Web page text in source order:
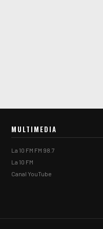
MULTIMEDIA
La 10 FM FM 98.7
La 10 FM
Canal YouTube